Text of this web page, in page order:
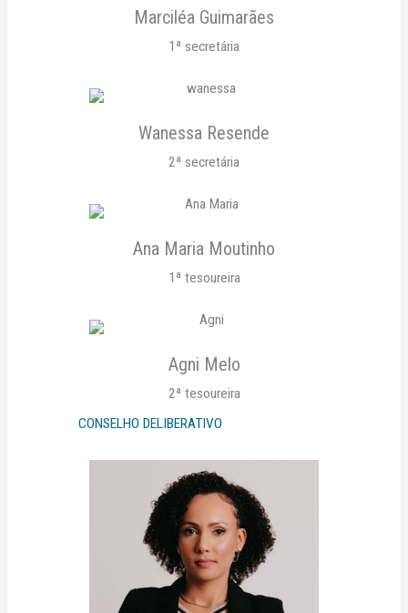
Marciléa Guimarães
1ª secretária
Wanessa Resende
2ª secretária
Ana Maria Moutinho
1ª tesoureira
Agni Melo
2ª tesoureira
CONSELHO DELIBERATIVO